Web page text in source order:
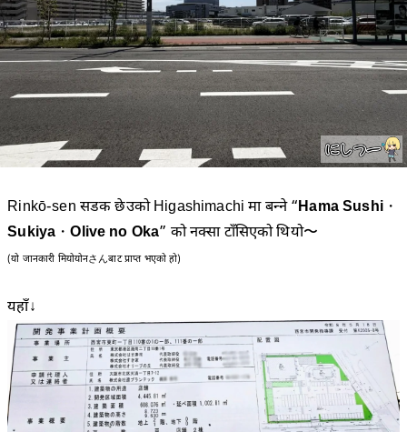
Rinkō-sen सडक छेउको Higashimachi मा बन्ने “Hama Sushi・
Sukiya ・Olive no Oka” को नक्सा टाँसिएको थियो〜
(यो जानकारी मियोयोनさんबाट प्राप्त भएको हो)
यहाँ↓